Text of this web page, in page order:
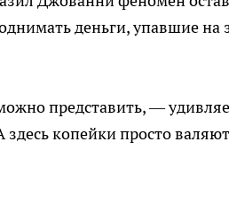
деньги, упавшие
представить, —
копейки просто